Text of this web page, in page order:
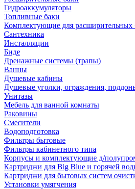
Гидроаккумуляторы
Топливные баки
Комплектующие для расширительных
Сантехника
Инсталляции
Биде
Дренажные системы (трапы)
Ванны
Душевые кабины
Душевые уголки, ограждения,
Унитазы
Мебель для ванной комнаты
Раковины
Смесители
Водоподготовка
Фильтры бытовые
Фильтры кабинетного типа
Корпусы и комплектующие д/
Картриджи для Big Blue и горячей
Картриджи для бытовых систем
Установки умягчения